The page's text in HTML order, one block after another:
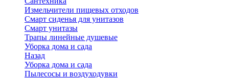
Измельчители пищевых отходов
Смарт сиденья для унитазов
Смарт унитазы
Трапы линейные душевые
Уборка дома и сада
Назад
Уборка дома и сада
Пылесосы и воздуходувки